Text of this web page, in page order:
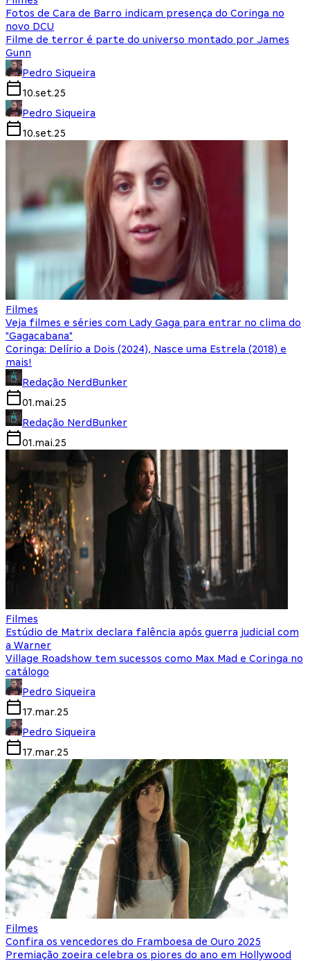
Fotos de Cara de Barro indicam presença do Coringa no
novo DCU
Filme de terror é parte do universo montado por James
Gunn
Pedro Siqueira
10.set.25
Pedro Siqueira
10.set.25
Filmes
Veja filmes e séries com Lady Gaga para entrar no clima do
"Gagacabana"
Coringa: Delírio a Dois (2024), Nasce uma Estrela (2018) e
mais!
Redação NerdBunker
01.mai.25
Redação NerdBunker
01.mai.25
Filmes
Estúdio de Matrix declara falência após guerra judicial com
a Warner
Village Roadshow tem sucessos como Max Mad e Coringa no
catálogo
Pedro Siqueira
17.mar.25
Pedro Siqueira
17.mar.25
Filmes
Confira os vencedores do Framboesa de Ouro 2025
Premiação zoeira celebra os piores do ano em Hollywood